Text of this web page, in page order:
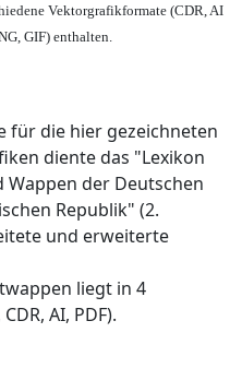
Vektorgrafikformate (CDR, AI
GIF) enthalten.
für die hier gezeichneten
diente das "Lexikon
Wappen der Deutschen
Republik" (2.
und erweiterte
liegt in 4
AI, PDF).